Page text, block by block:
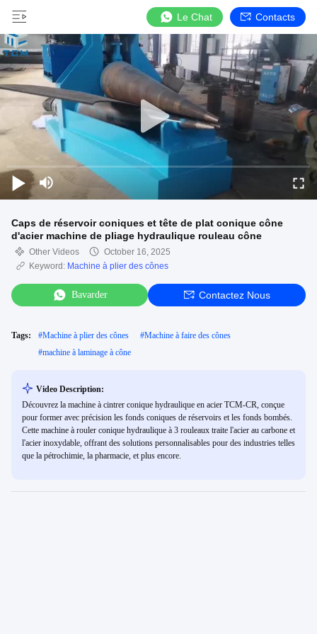
Le Chat Contacts
Caps de réservoir coniques et tête de plat conique cône
d'acier machine de pliage hydraulique rouleau cône
Other Videos
October 16, 2025
Keyword: Machine à plier des cônes
Bavarder Contactez Nous
Tags: #Machine à plier des cônes #Machine à faire des cônes
#machine à laminage à cône
Video Description:
Découvrez la machine à cintrer conique hydraulique en acier TCM-CR, conçue
pour former avec précision les fonds coniques de réservoirs et les fonds bombés.
Cette machine à rouler conique hydraulique à 3 rouleaux traite l'acier au carbone et
l'acier inoxydable, offrant des solutions personnalisables pour des industries telles
que la pétrochimie, la pharmacie, et plus encore.